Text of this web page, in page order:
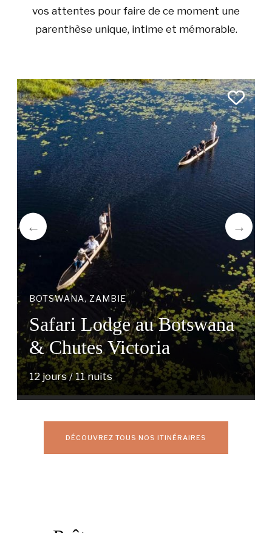
vos attentes pour faire de ce moment une
parenthèse unique, intime et mémorable.
BOTSWANA, ZAMBIE
Safari Lodge au Botswana
& Chutes Victoria
12 jours / 11 nuits
DÉCOUVREZ TOUS NOS ITINÉRAIRES